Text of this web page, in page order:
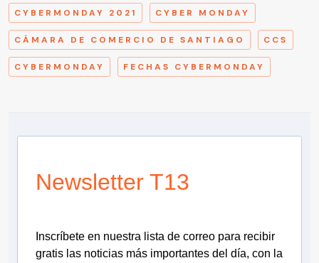
CYBERMONDAY 2021 CYBER MONDAY
CÁMARA DE COMERCIO DE SANTIAGO CCS
CYBERMONDAY FECHAS CYBERMONDAY
Newsletter T13
Inscríbete en nuestra lista de correo para recibir
gratis las noticias más importantes del día, con la